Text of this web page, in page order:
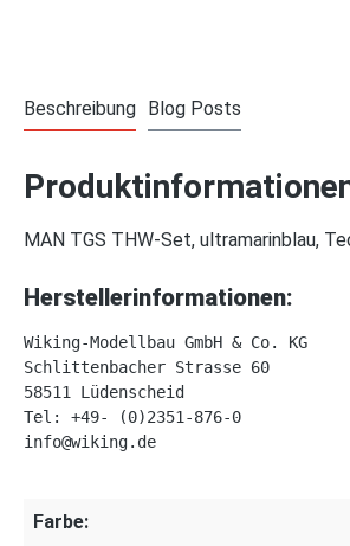
Beschreibung Blog Posts
MAN TGS THW-Set, ultramarinblau,
Herstellerinformationen:
Wiking-Modellbau GmbH & Co. KG
Schlittenbacher Strasse 60
58511 Lüdenscheid
Tel: +49- (0)2351-876-0
Farbe: